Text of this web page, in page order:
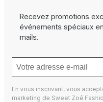
Recevez promotions
événements spéciaux
mails.
En vous inscrivant, vous
marketing de Sweet Zoé